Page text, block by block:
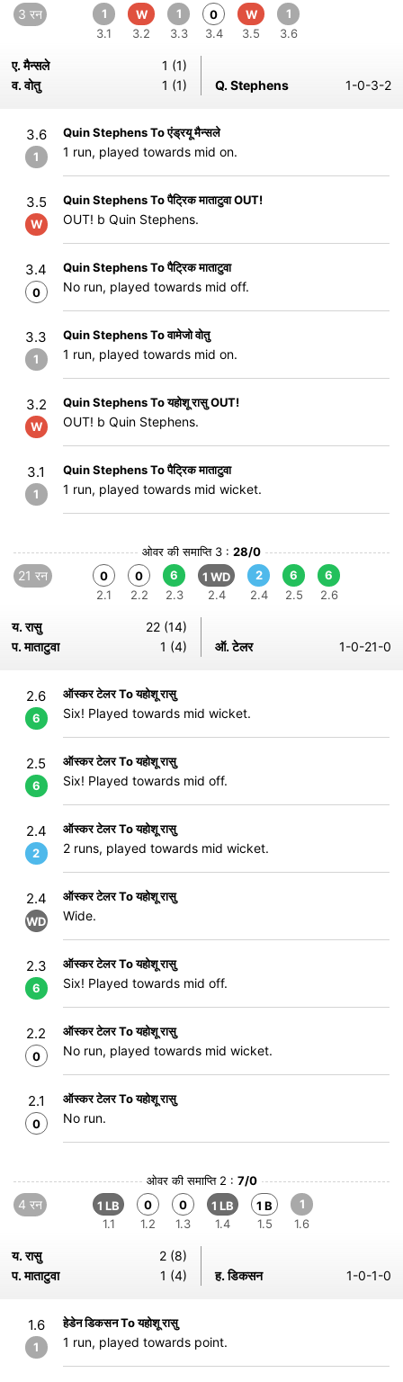
3 रन
1
3.1
W
3.2
1
3.3
0
3.4
W
3.5
1
3.6
ए. मैन्सले
1 (1)
व. वोतु
1 (1) Q. Stephens 1-0-3-2
3.6
1
Quin Stephens To एंड्रयू मैन्सले
1 run, played towards mid on.
3.5
W
Quin Stephens To पैट्रिक माताटुवा OUT!
OUT! b Quin Stephens.
3.4
0
Quin Stephens To पैट्रिक माताटुवा
No run, played towards mid off.
3.3
1
Quin Stephens To वामेजो वोतु
1 run, played towards mid on.
3.2
W
Quin Stephens To यहोशू रासु OUT!
OUT! b Quin Stephens.
3.1
1
Quin Stephens To पैट्रिक माताटुवा
1 run, played towards mid wicket.
ओवर की समाप्ति 3 : 28/0
21 रन
0
2.1
0
2.2
6
2.3
1 WD
2.4
2
2.4
6
2.5
6
2.6
य. रासु
22 (14)
प. माताटुवा
1 (4) ऑ. टेलर 1-0-21-0
2.6
6
ऑस्कर टेलर To यहोशू रासु
Six! Played towards mid wicket.
2.5
6
ऑस्कर टेलर To यहोशू रासु
Six! Played towards mid off.
2.4
2
ऑस्कर टेलर To यहोशू रासु
2 runs, played towards mid wicket.
2.4
WD
ऑस्कर टेलर To यहोशू रासु
Wide.
2.3
6
ऑस्कर टेलर To यहोशू रासु
Six! Played towards mid off.
2.2
0
ऑस्कर टेलर To यहोशू रासु
No run, played towards mid wicket.
2.1
0
ऑस्कर टेलर To यहोशू रासु
No run.
ओवर की समाप्ति 2 : 7/0
4 रन
1 LB
1.1
0
1.2
0
1.3
1 LB
1.4
1 B
1.5
1
1.6
य. रासु
2 (8)
प. माताटुवा
1 (4) ह. डिकसन 1-0-1-0
1.6
1
हेडेन डिकसन To यहोशू रासु
1 run, played towards point.